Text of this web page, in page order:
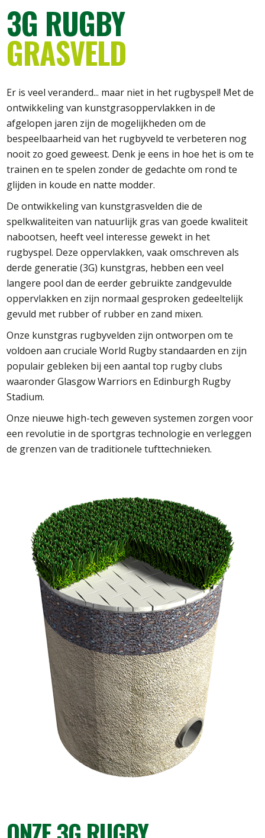
3G RUGBY
GRASVELD
Er is veel veranderd... maar niet in het rugbyspel! Met de
ontwikkeling van kunstgrasoppervlakken in de
afgelopen jaren zijn de mogelijkheden om de
bespeelbaarheid van het rugbyveld te verbeteren nog
nooit zo goed geweest. Denk je eens in hoe het is om te
trainen en te spelen zonder de gedachte om rond te
glijden in koude en natte modder.
De ontwikkeling van kunstgrasvelden die de
spelkwaliteiten van natuurlijk gras van goede kwaliteit
nabootsen, heeft veel interesse gewekt in het
rugbyspel. Deze oppervlakken, vaak omschreven als
derde generatie (3G) kunstgras, hebben een veel
langere pool dan de eerder gebruikte zandgevulde
oppervlakken en zijn normaal gesproken gedeeltelijk
gevuld met rubber of rubber en zand mixen.
Onze kunstgras rugbyvelden zijn ontworpen om te
voldoen aan cruciale World Rugby standaarden en zijn
populair gebleken bij een aantal top rugby clubs
waaronder Glasgow Warriors en Edinburgh Rugby
Stadium.
Onze nieuwe high-tech geweven systemen zorgen voor
een revolutie in de sportgras technologie en verleggen
de grenzen van de traditionele tufttechnieken.